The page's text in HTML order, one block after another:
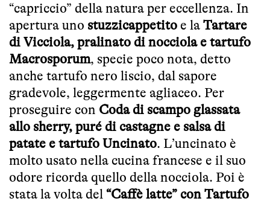
“capriccio” della natura per eccellenza. In
apertura uno stuzzicappetito e la Tartare
di Vicciola, pralinato di nocciola e tartufo
Macrosporum, specie poco nota, detto
anche tartufo nero liscio, dal sapore
gradevole, leggermente agliaceo. Per
proseguire con Coda di scampo glassata
allo sherry, puré di castagne e salsa di
patate e tartufo Uncinato. L’uncinato è
molto usato nella cucina francese e il suo
odore ricorda quello della nocciola. Poi è
stata la volta del “Caffè latte” con Tartufo